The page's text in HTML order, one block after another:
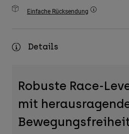
Zubehör
Taschen & Rucksäcke
Einfache Rücksendung
Details
Robuste Race-
mit